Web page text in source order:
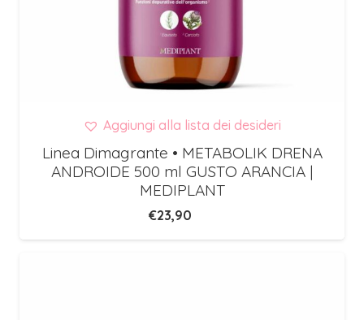
Aggiungi alla lista dei desideri
Linea Dimagrante • METABOLIK DRENA
ANDROIDE 500 ml GUSTO ARANCIA |
MEDIPLANT
€23,90